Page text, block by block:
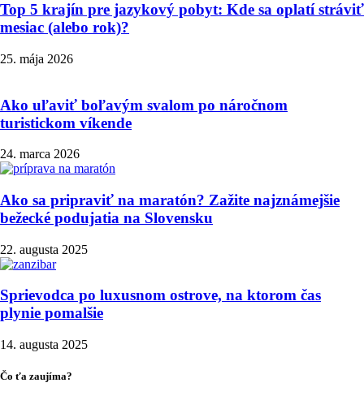
Top 5 krajín pre jazykový pobyt: Kde sa oplatí stráviť
mesiac (alebo rok)?
25. mája 2026
Ako uľaviť boľavým svalom po náročnom
turistickom víkende
24. marca 2026
Ako sa pripraviť na maratón? Zažite najznámejšie
bežecké podujatia na Slovensku
22. augusta 2025
Sprievodca po luxusnom ostrove, na ktorom čas
plynie pomalšie
14. augusta 2025
Čo ťa zaujíma?